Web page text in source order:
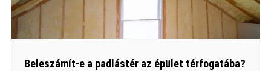
Beleszámít-e a padlástér az épület térfogatába?